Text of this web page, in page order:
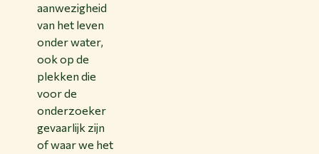
aanwezigheid
van het leven
onder water,
ook op de
plekken die
voor de
onderzoeker
gevaarlijk zijn
of waar we het